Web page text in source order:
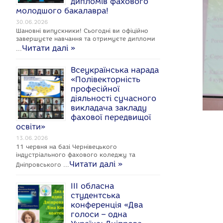
k
молодшого бакалавра!
30.06.2026
Шановні випускники! Сьогодні ви офіційно
завершуєте навчання та отримуєте дипломи
…Читати далі »
Всеукраїнська нарада
«Полівекторність
професійної
діяльності сучасного
викладача закладу
фахової передвищої
освіти»
13.06.2026
11 червня на базі Чернівецького
індустріального фахового коледжу та
Дніпровського …Читати далі »
ІІІ обласна
студентська
конференція «Два
голоси – одна